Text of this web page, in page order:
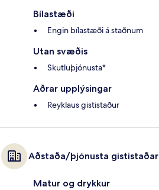
Bílastæði
Engin bílastæði á staðnum
Utan svæðis
Skutluþjónusta*
Aðrar upplýsingar
Reyklaus gististaður
Aðstaða/þjónusta gististaðar
Matur og drykkur